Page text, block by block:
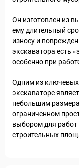
Он изготовлен из
ему длительный
износу и
экскаватора есть
особенно при
Одним из
экскаваторе
небольшим
ограниченном
выбором для работ
строительных